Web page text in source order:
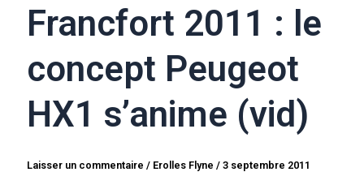
Francfort 2011 : le
concept Peugeot
HX1 s’anime (vid)
Laisser un commentaire / Erolles Flyne/3 septembre 2011